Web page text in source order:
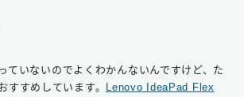
ていないのでよくわかんないんですけど、た
すすめしています。
Lenovo IdeaPad Flex